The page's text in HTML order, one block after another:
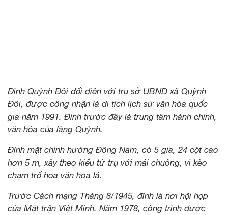
Đình Quỳnh Đôi đối diện với trụ sở UBND xã Quỳnh
Đôi, được công nhận là di tích lịch sử văn hóa quốc
gia năm 1991. Đình trước đây là trung tâm hành chính,
văn hóa của làng Quỳnh.
Đình mặt chính hướng Đông Nam, có 5 gia, 24 cột cao
hơn 5 m, xây theo kiểu tứ trụ với mái chuông, vì kèo
chạm trổ hoa văn hoa lá.
Trước Cách mạng Tháng 8/1945, đình là nơi hội họp
của Mặt trận Việt Minh. Năm 1978, công trình được